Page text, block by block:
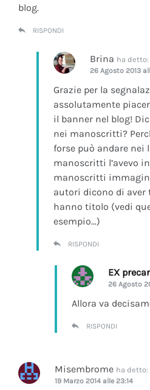
blog.
RISPONDI
Brina ha detto:
26 Agosto 2013
Grazie per la
assolutamente
il banner nel blog!
nei manoscritti?
forse può andare nei
manoscritti l’avevo
manoscritti
autori dicono di
hanno titolo (vedi
esempio…)
RISPONDI
EX
26 Agosto
Allora va
RISPONDI
Misembrome ha detto:
19 Marzo 2014 alle 23:14